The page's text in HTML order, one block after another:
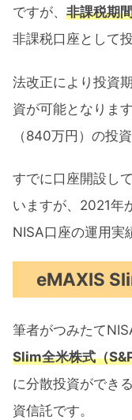
ですが、 非課税期
非課税口座として
法改正により投資
資が可能となりま
（840万円）の投
すでに口座開設し
いますが、2021年
NISA口座の運用実
eMAXIS
筆者がつみたて
Slim全米株式（
に分散投資ができる
資信託です。